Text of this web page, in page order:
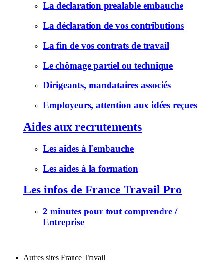
La declaration prealable embauche
La déclaration de vos contributions
La fin de vos contrats de travail
Le chômage partiel ou technique
Dirigeants, mandataires associés
Employeurs, attention aux idées reçues
Aides aux recrutements
Les aides à l'embauche
Les aides à la formation
Les infos de France Travail Pro
2 minutes pour tout comprendre /
Entreprise
Autres sites France Travail